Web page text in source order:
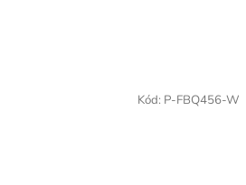
Kód: P-FBQ456-W